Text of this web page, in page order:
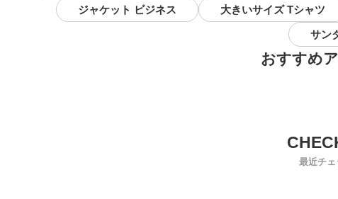
ジャケット ビジネス 大きいサイズ Tシャツ
サン
おすすめ
最近チ